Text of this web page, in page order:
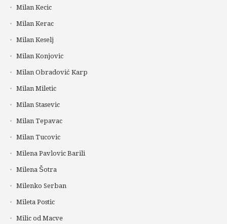
Milan Kecic
Milan Kerac
Milan Keselj
Milan Konjovic
Milan Obradović Karp
Milan Miletic
Milan Stasevic
Milan Tepavac
Milan Tucovic
Milena Pavlovic Barili
Milena Šotra
Milenko Serban
Mileta Postic
Milic od Macve